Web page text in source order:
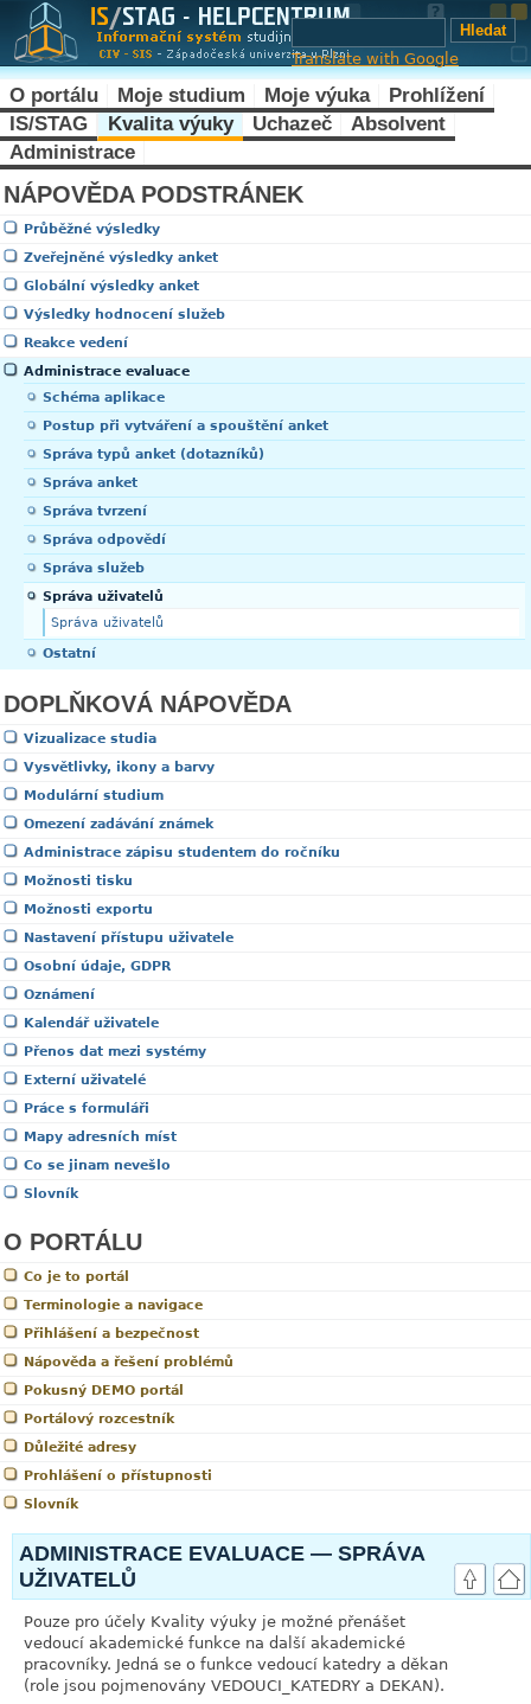
Translate with Google
O portálu Moje studium Moje výuka
Prohlížení
IS/STAG
Kvalita výuky Uchazeč
Absolvent
Administrace
NÁPOVĚDA PODSTRÁNEK
Průběžné výsledky
Zveřejněné výsledky anket
Globální výsledky anket
Výsledky hodnocení služeb
Reakce vedení
Administrace evaluace
Schéma aplikace
Postup při vytváření a spouštění anket
Správa typů anket (dotazníků)
Správa anket
Správa tvrzení
Správa odpovědí
Správa služeb
Správa uživatelů
Správa uživatelů
Ostatní
DOPLŇKOVÁ NÁPOVĚDA
Vizualizace studia
Vysvětlivky, ikony a barvy
Modulární studium
Omezení zadávání známek
Administrace zápisu studentem do ročníku
Možnosti tisku
Možnosti exportu
Nastavení přístupu uživatele
Osobní údaje, GDPR
Oznámení
Kalendář uživatele
Přenos dat mezi systémy
Externí uživatelé
Práce s formuláři
Mapy adresních míst
Co se jinam nevešlo
Slovník
O PORTÁLU
Co je to portál
Terminologie a navigace
Přihlášení a bezpečnost
Nápověda a řešení problémů
Pokusný DEMO portál
Portálový rozcestník
Důležité adresy
Prohlášení o přístupnosti
Slovník
ADMINISTRACE EVALUACE — SPRÁVA
UŽIVATELŮ
Pouze pro účely Kvality výuky je možné přenášet
vedoucí akademické funkce na další akademické
pracovníky. Jedná se o funkce vedoucí katedry a děkan
(role jsou pojmenovány VEDOUCI_KATEDRY a DEKAN).